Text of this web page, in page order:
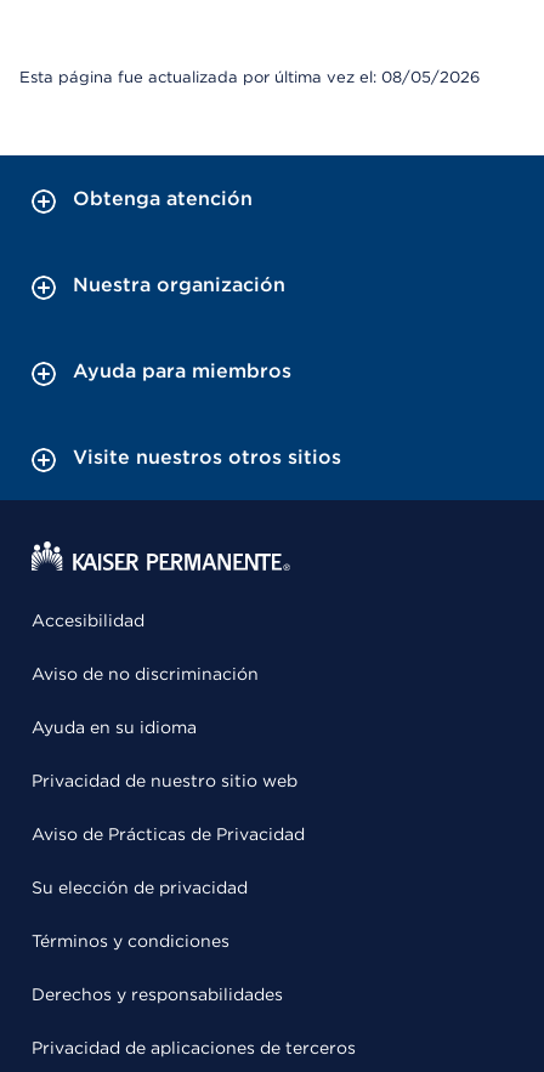
Esta página fue actualizada por última vez el: 08/05/2026
Obtenga atención
Nuestra organización
Ayuda para miembros
Visite nuestros otros sitios
Accesibilidad
Aviso de no discriminación
Ayuda en su idioma
Privacidad de nuestro sitio web
Aviso de Prácticas de Privacidad
Su elección de privacidad
Términos y condiciones
Derechos y responsabilidades
Privacidad de aplicaciones de terceros